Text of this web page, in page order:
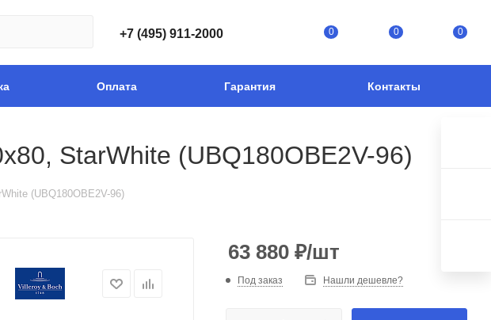
+7 (495) 911-2000 0 0 0
Оплата Гарантия Контакты
StarWhite (UBQ180OBE2V-96)
(UBQ180OBE2V-96)
63 880 ₽/шт
Под заказ Нашли дешевле?